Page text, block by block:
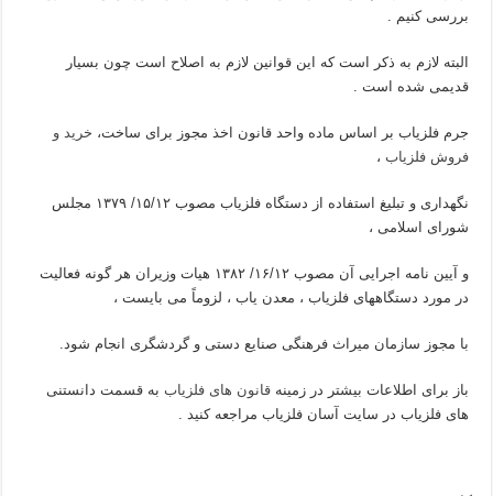
بررسی کنیم .
البته لازم به ذکر است که این قوانین لازم به اصلاح است چون بسیار
قدیمی شده است .
جرم فلزیاب بر اساس ماده واحد قانون اخذ مجوز برای ساخت، خرید و
فروش فلزیاب ،
نگهداری و تبلیغ استفاده از دستگاه فلزیاب مصوب ۱۵/۱۲/ ۱۳۷۹ مجلس
شورای اسلامی ،
و آیین نامه اجرایی آن مصوب ۱۶/۱۲/ ۱۳۸۲ هیات وزیران هر گونه فعالیت
در مورد دستگاههای فلزیاب ، معدن یاب ، لزوماً می بایست ،
با مجوز سازمان میراث فرهنگی صنایع دستی و گردشگری انجام شود.
باز برای اطلاعات بیشتر در زمینهقانون های فلزیاب به قسمت دانستنی
های فلزیاب در سایت آسان فلزیاب مراجعه کنید .